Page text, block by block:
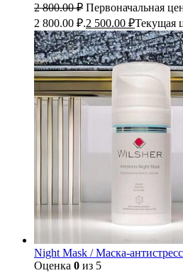
2 800.00₽ Первоначальная
2 800.00 ₽.2 500.00 ₽Текущая
Night Mask / Маска-
Оценка 0 из 5